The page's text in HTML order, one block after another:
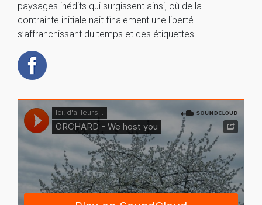
paysages inédits qui surgissent ainsi, où de la
contrainte initiale nait finalement une liberté
s’affranchissant du temps et des étiquettes.